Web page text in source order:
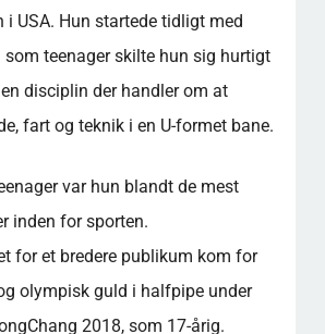
i USA. Hun startede tidligt med
som teenager skilte hun sig hurtigt
disciplin der handler om at
fart og teknik i en U-formet bane.
var hun blandt de mest
inden for sporten.
for et bredere publikum kom for
olympisk guld i halfpipe under
2018, som 17-årig.